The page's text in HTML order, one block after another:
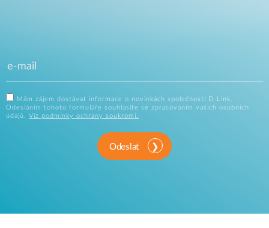
Mám zájem dostávat informace o novinkách společnosti D-Link.
Odesláním tohoto formuláře souhlasíte se zpracováním vašich osobních
údajů. Viz podmínky ochrany soukromí.
Odeslat